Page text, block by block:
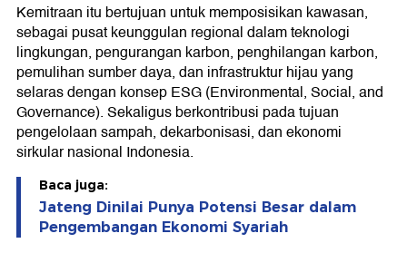
Kemitraan itu bertujuan untuk memposisikan kawasan,
sebagai pusat keunggulan regional dalam teknologi
lingkungan, pengurangan karbon, penghilangan karbon,
pemulihan sumber daya, dan infrastruktur hijau yang
selaras dengan konsep ESG (Environmental, Social, and
Governance). Sekaligus berkontribusi pada tujuan
pengelolaan sampah, dekarbonisasi, dan ekonomi
sirkular nasional Indonesia.
Baca juga:
Jateng Dinilai Punya Potensi Besar dalam
Pengembangan Ekonomi Syariah